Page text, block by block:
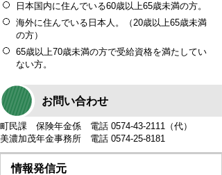
日本国内に住んでいる60歳以上65歳未満の方。
海外に住んでいる日本人。（20歳以上65歳未満
の方）
65歳以上70歳未満の方で受給資格を満たしてい
ない方。
お問い合わせ
町民課 保険年金係 電話 0574-43-2111（代）
美濃加茂年金事務所 電話 0574-25-8181
情報発信元